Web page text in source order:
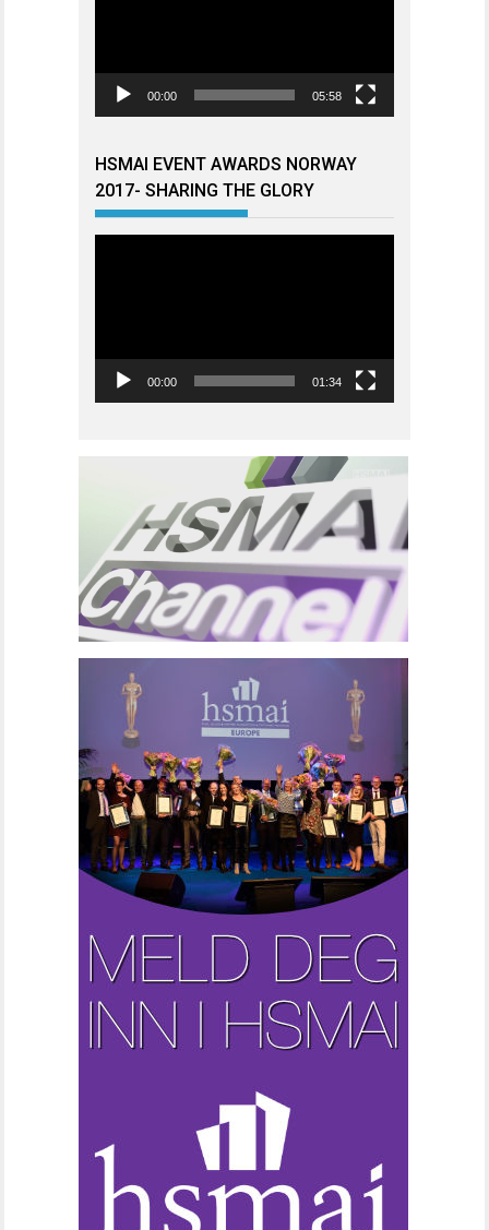
00:00 05:58
HSMAI EVENT AWARDS NORWAY
2017- SHARING THE GLORY
00:00 01:34